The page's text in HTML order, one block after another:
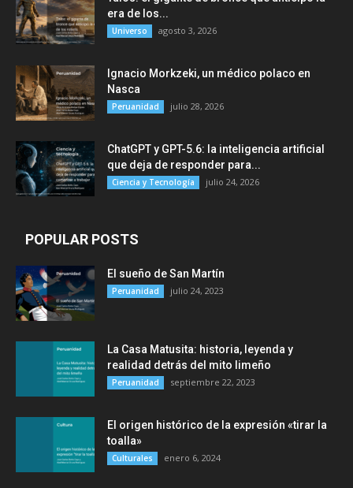
era de los...
Universo agosto 3, 2026
Ignacio Morkzeki, un médico polaco en
Nasca
Peruanidad julio 28, 2026
ChatGPT y GPT-5.6: la inteligencia artificial
que deja de responder para...
Ciencia y Tecnología julio 24, 2026
POPULAR POSTS
El sueño de San Martín
Peruanidad julio 24, 2023
La Casa Matusita: historia, leyenda y
realidad detrás del mito limeño
Peruanidad septiembre 22, 2023
El origen histórico de la expresión «tirar la
toalla»
Culturales enero 6, 2024